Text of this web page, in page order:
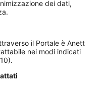
dei dati,
il Portale è Anett
nei modi indicati